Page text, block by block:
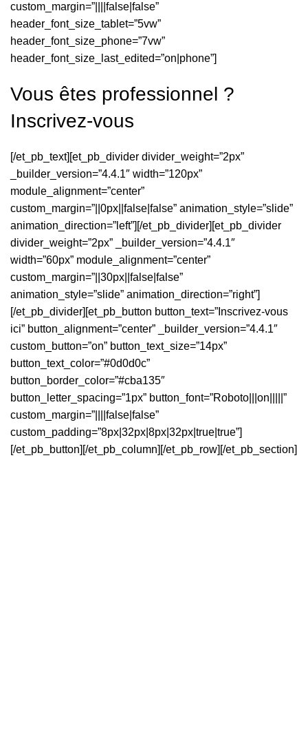
custom_margin=”||||false|false”
header_font_size_tablet=”5vw”
header_font_size_phone=”7vw”
header_font_size_last_edited=”on|phone”]
Vous êtes professionnel ?
Inscrivez-vous
[/et_pb_text][et_pb_divider divider_weight=”2px”
_builder_version=”4.4.1″ width=”120px”
module_alignment=”center”
custom_margin=”||0px||false|false” animation_style=”slide”
animation_direction=”left”][/et_pb_divider][et_pb_divider
divider_weight=”2px” _builder_version=”4.4.1″
width=”60px” module_alignment=”center”
custom_margin=”||30px||false|false”
animation_style=”slide” animation_direction=”right”]
[/et_pb_divider][et_pb_button button_text=”Inscrivez-vous
ici” button_alignment=”center” _builder_version=”4.4.1″
custom_button=”on” button_text_size=”14px”
button_text_color=”#0d0d0c”
button_border_color=”#cba135″
button_letter_spacing=”1px” button_font=”Roboto|||on|||||”
custom_margin=”||||false|false”
custom_padding=”8px|32px|8px|32px|true|true”]
[/et_pb_button][/et_pb_column][/et_pb_row][/et_pb_section]